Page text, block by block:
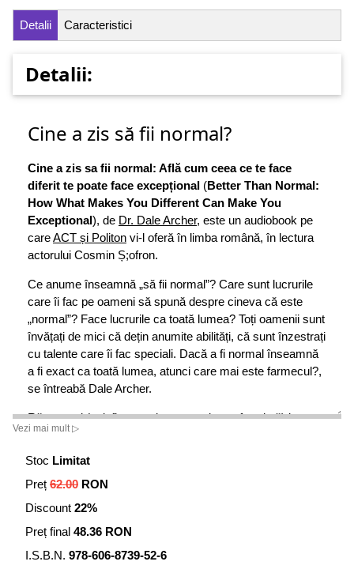
Detalii Caracteristici
Detalii:
Cine a zis să fii normal?
Cine a zis sa fii normal: Află cum ceea ce te face
diferit te poate face excepțional (Better Than Normal:
How What Makes You Different Can Make You
Exceptional), de Dr. Dale Archer, este un audiobook pe
careACT și Politon vi-l oferă în limba română, în lectura
actorului Cosmin Ș;ofron.
Ce anume înseamnă „să fii normal”? Care sunt lucrurile
care îi fac pe oameni să spună despre cineva că este
„normal”? Face lucrurile ca toată lumea? Toți oamenii sunt
învățați de mici că dețin anumite abilități, că sunt înzestrați
cu talente care îi fac speciali. Dacă a fi normal înseamnă
a fi exact ca toată lumea, atunci care mai este farmecul?,
se întreabă Dale Archer.
Răspunsul (neinfluențat de concepția conformistă) la
întrebarea „ce înseamnă să fii normal?” ar fi diferit de la
identificare, în cazul celor mai multe persoane ale căror
povești apar în carte, pentru a le proteja intimitatea. Însă
toate poveștile sunt bazate pe cazuri reale, oameni pe
Vezi mai mult ▷
Stoc Limitat
Preț 62.00 RON
Discount 22%
Preț final 48.36 RON
I.S.B.N. 978-606-8739-52-6